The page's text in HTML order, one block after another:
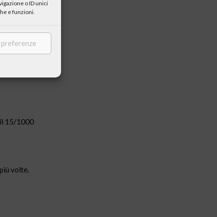
o ID unici
e funzioni.
in
ha
15/1000
volte.